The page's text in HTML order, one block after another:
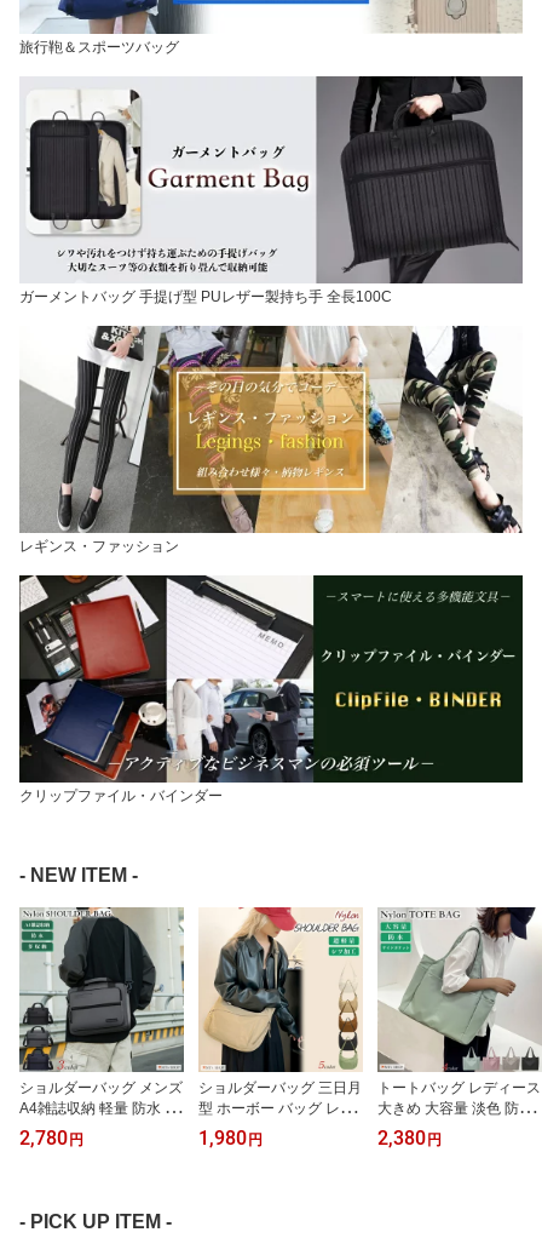
旅行鞄＆スポーツバッグ
ガーメントバッグ 手提げ型 PUレザー製持ち手 全長100C
レギンス・ファッション
クリップファイル・バインダー
- NEW ITEM -
ショルダーバッグ メンズ
A4雑誌収納 軽量 防水 多
機能 斜めがけ 肩掛け 手
提げ ビジネス 通勤 SH42
2,780円
ショルダーバッグ 三日月
型 ホーボー バッグ レデ
ィース 軽量 薄生地 ナイ
ロン シワ加工 斜めがけ
1,980円
トートバッグ レディース
大きめ 大容量 淡色 防水
ナイロン サイドポケット
肩掛け 手提げ マザーズ
2,380円
- PICK UP ITEM -